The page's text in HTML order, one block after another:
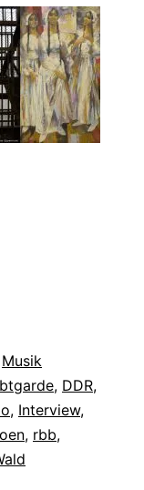
Musik
, DDR,
, Interview,
, rbb,